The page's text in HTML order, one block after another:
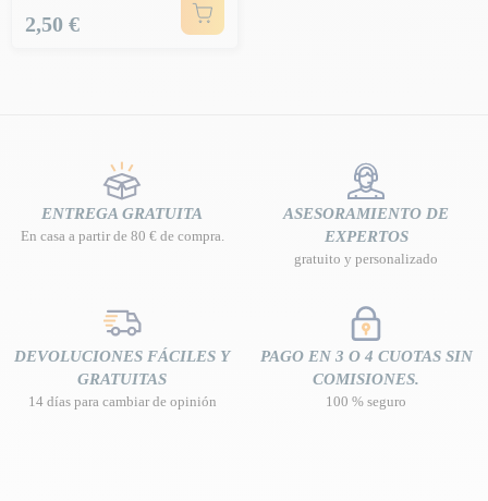
Precio
2,50 €
ENTREGA GRATUITA
En casa a partir de 80 € de compra.
ASESORAMIENTO DE
EXPERTOS
gratuito y personalizado
DEVOLUCIONES FÁCILES Y
GRATUITAS
14 días para cambiar de opinión
PAGO EN 3 O 4 CUOTAS SIN
COMISIONES.
100 % seguro